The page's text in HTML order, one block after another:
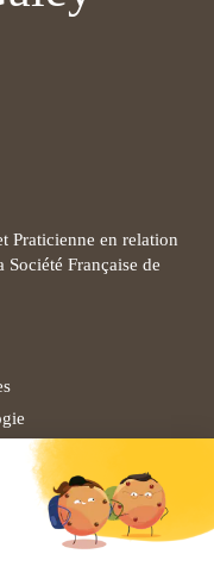
Praticienne en relation
Française de